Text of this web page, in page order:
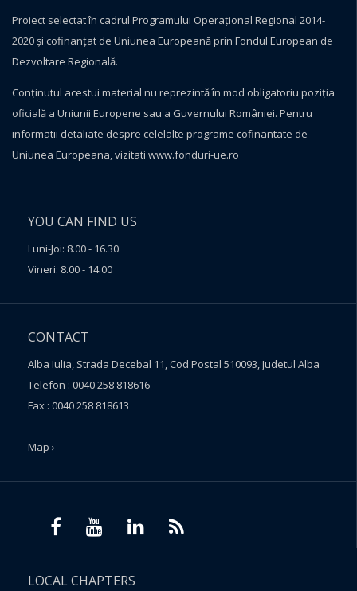
Proiect selectat în cadrul Programului Operațional Regional 2014-
2020 și cofinanțat de Uniunea Europeană prin Fondul European de
Dezvoltare Regională.
Conţinutul acestui material nu reprezintă în mod obligatoriu poziţia
oficială a Uniunii Europene sau a Guvernului României. Pentru
informatii detaliate despre celelalte programe cofinantate de
Uniunea Europeana, vizitati www.fonduri-ue.ro
YOU CAN FIND US
Luni-Joi: 8.00 - 16.30
Vineri: 8.00 - 14.00
CONTACT
Alba Iulia, Strada Decebal 11, Cod Postal 510093, Judetul Alba
Telefon : 0040 258 818616
Fax : 0040 258 818613
Map ›
LOCAL CHAPTERS